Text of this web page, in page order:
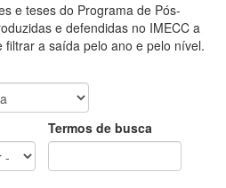
e teses do Programa de Pós-
e defendidas no IMECC a
a saída pelo ano e pelo nível.
Termos de busca